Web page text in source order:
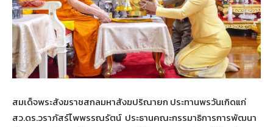
สมเด็จพระสังฆราชสกลมหาสังฆปริณายก ประทานพรวันเกิดแก่
สว.ดร.วราภัสร์ไพพรรณรัตน์ ประธานคณะกรรมาธิการการพัฒนา